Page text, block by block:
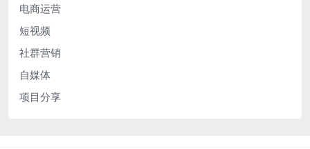
电商运营
短视频
社群营销
自媒体
项目分享